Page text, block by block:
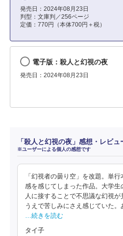
発売日：2024年08月23日
判型：文庫判／256ページ
定価：770円（本体700円＋税）
電子版：殺人と幻視の夜
発売日：2024年08月23日
「殺人と幻視の夜」感想・レビュ
※ユーザーによる個人の感想です
「幻視者の曇り空」を改題。単
感を感じてしまった作品。大学生
人に接することで不思議な幻視が
うえで苦しみにさえ感じていた。
…続きを読む
タイ子